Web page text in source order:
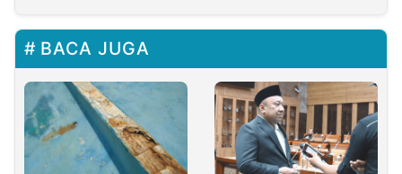
BACA JUGA